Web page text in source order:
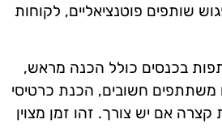
שותפים פוטנציאליים, לקוחות
בכנסים כולל הכנה מראש,
משתתפים חשובים, הכנת כרטיסי
אם יש צורך. זהו זמן מצוין